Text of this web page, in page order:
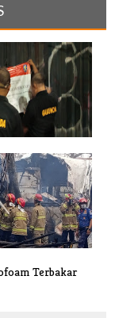
Gelar Razia
Terbakar